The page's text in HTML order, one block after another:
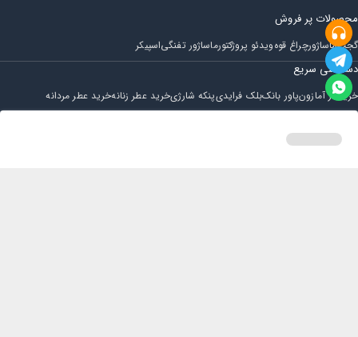
محصولات پر فروش
گجتماساژورچراغ قوهویدئو پروژکتورماساژور تفنگیاسپیکر
دسترسی سریع
خرید از آمازونپاور بانکبلک فرایدیپنکه شارژیخرید عطر زنانهخرید عطر مردانه
مجله ایران باباحساب کاربری